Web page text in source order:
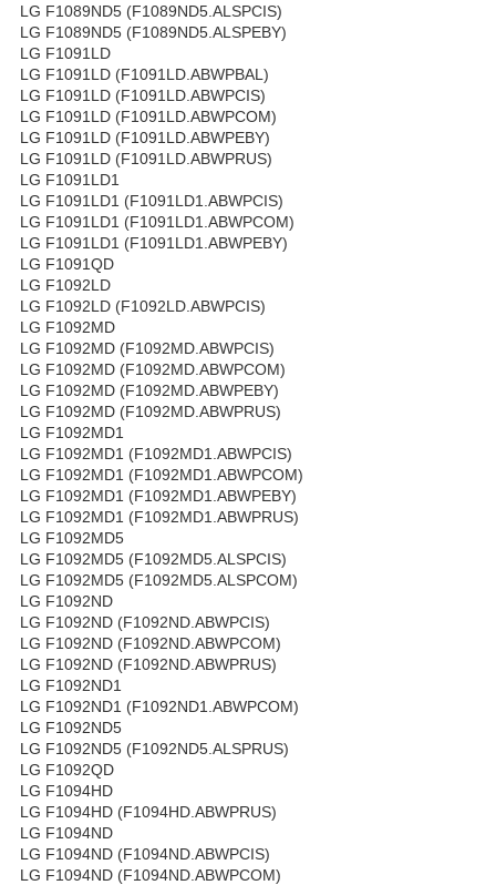
LG F1089ND5 (F1089ND5.ALSPCIS)
LG F1089ND5 (F1089ND5.ALSPEBY)
LG F1091LD
LG F1091LD (F1091LD.ABWPBAL)
LG F1091LD (F1091LD.ABWPCIS)
LG F1091LD (F1091LD.ABWPCOM)
LG F1091LD (F1091LD.ABWPEBY)
LG F1091LD (F1091LD.ABWPRUS)
LG F1091LD1
LG F1091LD1 (F1091LD1.ABWPCIS)
LG F1091LD1 (F1091LD1.ABWPCOM)
LG F1091LD1 (F1091LD1.ABWPEBY)
LG F1091QD
LG F1092LD
LG F1092LD (F1092LD.ABWPCIS)
LG F1092MD
LG F1092MD (F1092MD.ABWPCIS)
LG F1092MD (F1092MD.ABWPCOM)
LG F1092MD (F1092MD.ABWPEBY)
LG F1092MD (F1092MD.ABWPRUS)
LG F1092MD1
LG F1092MD1 (F1092MD1.ABWPCIS)
LG F1092MD1 (F1092MD1.ABWPCOM)
LG F1092MD1 (F1092MD1.ABWPEBY)
LG F1092MD1 (F1092MD1.ABWPRUS)
LG F1092MD5
LG F1092MD5 (F1092MD5.ALSPCIS)
LG F1092MD5 (F1092MD5.ALSPCOM)
LG F1092ND
LG F1092ND (F1092ND.ABWPCIS)
LG F1092ND (F1092ND.ABWPCOM)
LG F1092ND (F1092ND.ABWPRUS)
LG F1092ND1
LG F1092ND1 (F1092ND1.ABWPCOM)
LG F1092ND5
LG F1092ND5 (F1092ND5.ALSPRUS)
LG F1092QD
LG F1094HD
LG F1094HD (F1094HD.ABWPRUS)
LG F1094ND
LG F1094ND (F1094ND.ABWPCIS)
LG F1094ND (F1094ND.ABWPCOM)